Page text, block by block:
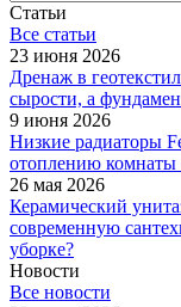
Статьи
Все cтатьи
23 июня 2026
Дренаж в
сырости, а
9 июня 2026
Низкие радиаторы
отоплению
26 мая 2026
Керамический
современную
уборке?
Новости
Все новости